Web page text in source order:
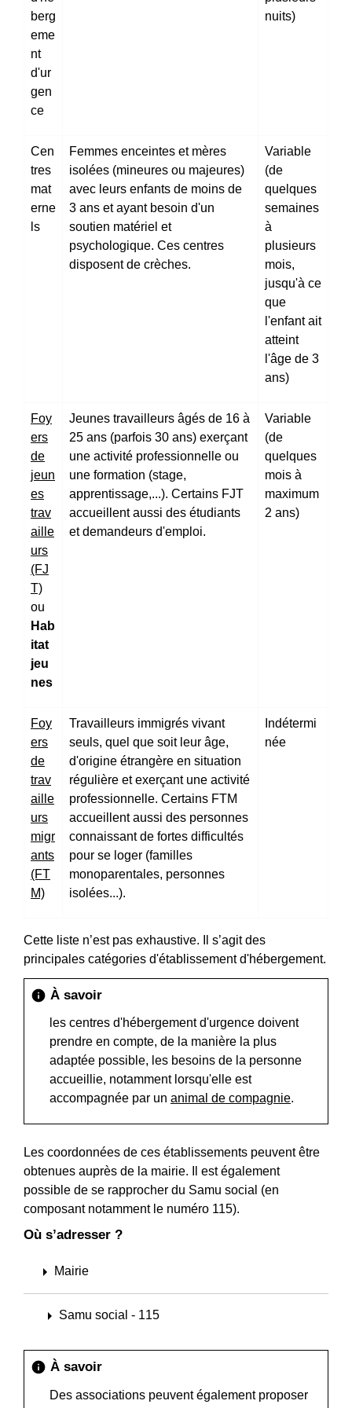
berg
eme
nt
d'ur
gen
ce
nuits)
Cen
tres
mat
erne
ls
Femmes enceintes et mères
isolées (mineures ou majeures)
avec leurs enfants de moins de
3 ans et ayant besoin d'un
soutien matériel et
psychologique. Ces centres
disposent de crèches.
Variable
(de
quelques
semaines
à
plusieurs
mois,
jusqu'à ce
que
l'enfant ait
atteint
l'âge de 3
ans)
Foy
ers
de
jeun
es
trav
aille
urs
(FJ
T)
ou
Hab
itat
jeu
nes
Jeunes travailleurs âgés de 16 à
25 ans (parfois 30 ans) exerçant
une activité professionnelle ou
une formation (stage,
apprentissage,...). Certains FJT
accueillent aussi des étudiants
et demandeurs d'emploi.
Variable
(de
quelques
mois à
maximum
2 ans)
Foy
ers
de
trav
aille
urs
migr
ants
(FT
M)
Travailleurs immigrés vivant
seuls, quel que soit leur âge,
d'origine étrangère en situation
régulière et exerçant une activité
professionnelle. Certains FTM
accueillent aussi des personnes
connaissant de fortes difficultés
pour se loger (familles
monoparentales, personnes
isolées...).
Indétermi
née
Cette liste n’est pas exhaustive. Il s’agit des
principales catégories d'établissement d'hébergement.
info À savoir
les centres d'hébergement d'urgence doivent
prendre en compte, de la manière la plus
adaptée possible, les besoins de la personne
accueillie, notamment lorsqu'elle est
accompagnée par un animal de compagnie.
Les coordonnées de ces établissements peuvent être
obtenues auprès de la mairie. Il est également
possible de se rapprocher du Samu social (en
composant notamment le numéro 115).
Où s’adresser ?
arrow_right Mairie
arrow_right Samu social - 115
info À savoir
Des associations peuvent également proposer